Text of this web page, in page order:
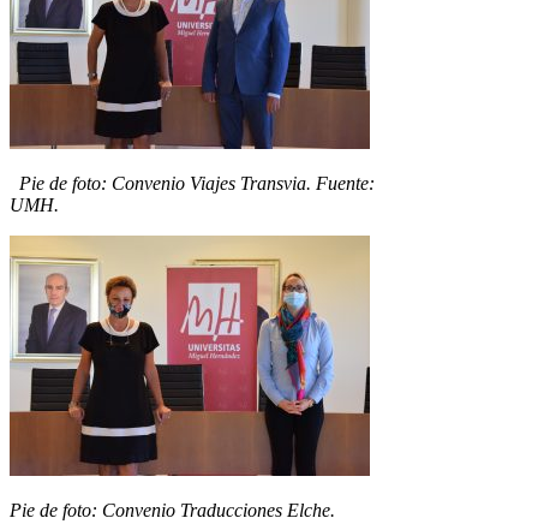
Pie de foto: Convenio Viajes Transvia. Fuente:
UMH.
Pie de foto: Convenio Traducciones Elche.